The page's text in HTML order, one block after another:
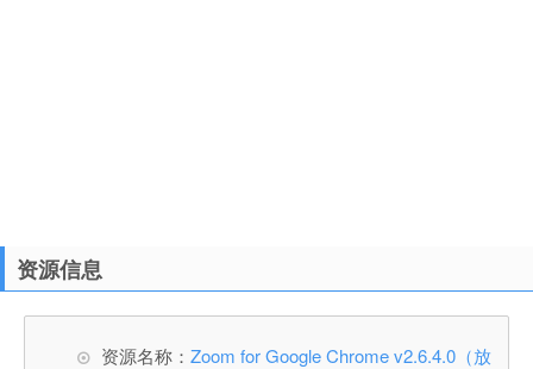
资源信息
资源名称： Zoom for Google Chrome v2.6.4.0（放